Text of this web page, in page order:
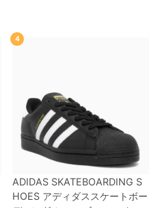
4
ADIDAS SKATEBOARDING S
HOES アディダススケートボー